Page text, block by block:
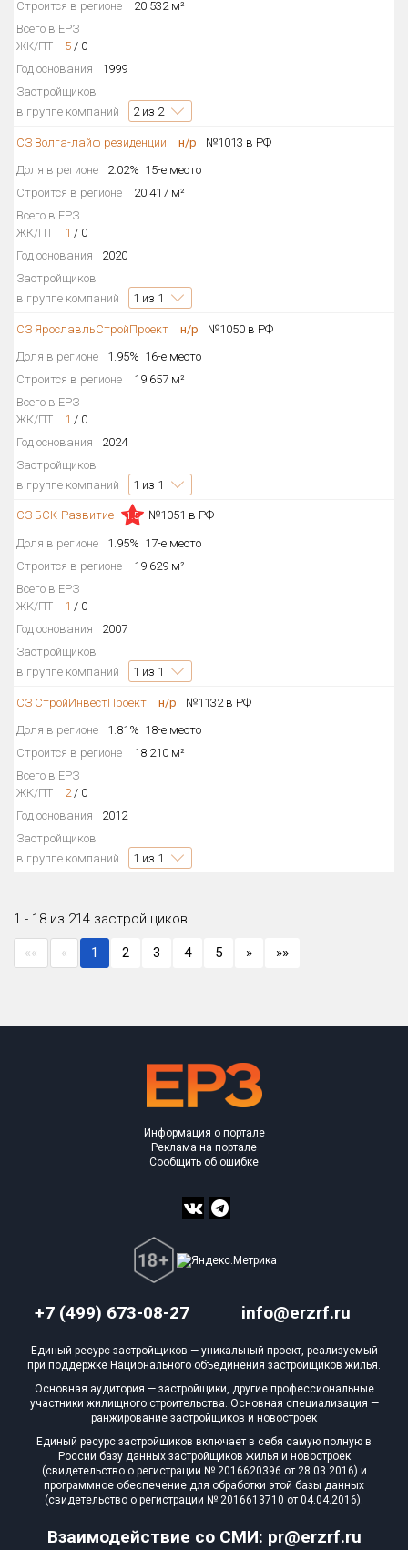
Строится в регионе
20 532 м²
Всего в ЕРЗ
ЖК/ПТ
5 / 0
Год основания
1999
Застройщиков
в группе компаний
2из 2
СЗ Волга-лайф резиденции н/р
№1013 в РФ
Доля в регионе
2.02% 15-е место
Строится в регионе
20 417 м²
Всего в ЕРЗ
ЖК/ПТ
1 / 0
Год основания
2020
Застройщиков
в группе компаний
1 из 1
СЗ ЯрославльСтройПроект н/р
№1050 в РФ
Доля в регионе
1.95% 16-е место
Строится в регионе
19 657 м²
Всего в ЕРЗ
ЖК/ПТ
1 / 0
Год основания
2024
Застройщиков
в группе компаний
1 из 1
СЗ БСК-Развитие 1.5 №1051 в РФ
Доля в регионе 1.95% 17-е место
Строится в регионе
19 629 м²
Всего в ЕРЗ
ЖК/ПТ
1 / 0
Год основания
2007
Застройщиков
в группе компаний
1 из 1
СЗ СтройИнвестПроект н/р
№1132 в РФ
Доля в регионе
1.81% 18-е место
Строится в регионе
18 210 м²
Всего в ЕРЗ
ЖК/ПТ
2/ 0
Год основания
2012
Застройщиков
в группе компаний
1 из 1
1 - 18 из 214 застройщиков
«« « 1 2 3 4 5 » »»
+7 (499) 673-08-27 info@erzrf.ru
Взаимодействие со СМИ: pr@erzrf.ru
Информация о портале
Реклама на портале
Сообщить об ошибке
Единый ресурс застройщиков — уникальный проект, реализуемый
при поддержке Национального объединения застройщиков жилья.
Основная аудитория — застройщики, другие профессиональные
участники жилищного строительства. Основная специализация —
ранжирование застройщиков и новостроек
Единый ресурс застройщиков включает в себя самую полную в
России базу данных застройщиков жилья и новостроек
(свидетельство о регистрации № 2016620396 от 28.03.2016) и
программное обеспечение для обработки этой базы данных
(свидетельство о регистрации № 2016613710 от 04.04.2016).